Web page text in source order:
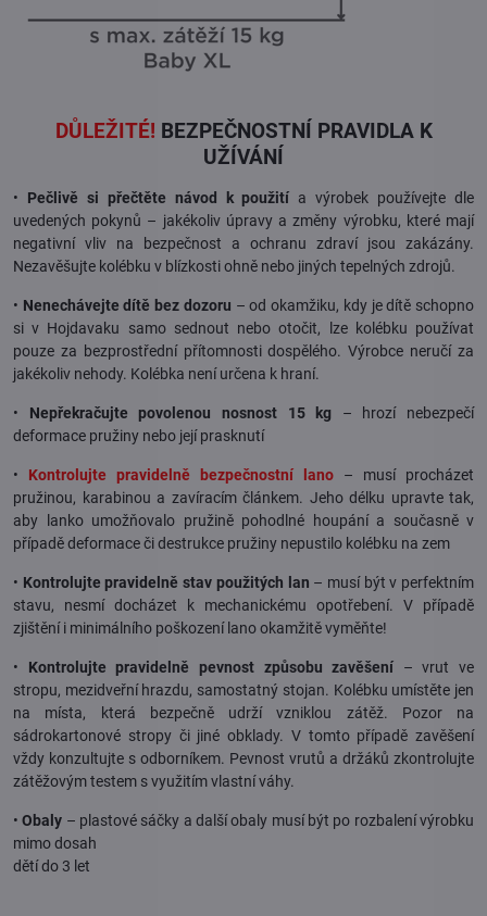
DŮLEŽITÉ! BEZPEČNOSTNÍ PRAVIDLA K
UŽÍVÁNÍ
• Pečlivě si přečtěte návod k použití a výrobek používejte dle
uvedených pokynů – jakékoliv úpravy a změny výrobku, které mají
negativní vliv na bezpečnost a ochranu zdraví jsou zakázány.
Nezavěšujte kolébku v blízkosti ohně nebo jiných tepelných zdrojů.
• Nenechávejte dítě bez dozoru – od okamžiku, kdy je dítě schopno
si v Hojdavaku samo sednout nebo otočit, lze kolébku používat
pouze za bezprostřední přítomnosti dospělého. Výrobce neručí za
jakékoliv nehody. Kolébka není určena k hraní.
• Nepřekračujte povolenou nosnost 15 kg – hrozí nebezpečí
deformace pružiny nebo její prasknutí
• Kontrolujte pravidelně bezpečnostní lano – musí procházet
pružinou, karabinou a zavíracím článkem. Jeho délku upravte tak,
aby lanko umožňovalo pružině pohodlné houpání a současně v
případě deformace či destrukce pružiny nepustilo kolébku na zem
• Kontrolujte pravidelně stav použitých lan – musí být v perfektním
stavu, nesmí docházet k mechanickému opotřebení. V případě
zjištění i minimálního poškození lano okamžitě vyměňte!
• Kontrolujte pravidelně pevnost způsobu zavěšení – vrut ve
stropu, mezidveřní hrazdu, samostatný stojan. Kolébku umístěte jen
na místa, která bezpečně udrží vzniklou zátěž. Pozor na
sádrokartonové stropy či jiné obklady. V tomto případě zavěšení
vždy konzultujte s odborníkem. Pevnost vrutů a držáků zkontrolujte
zátěžovým testem s využitím vlastní váhy.
•Obaly – plastové sáčky a další obaly musí být po rozbalení výrobku
mimo dosah
dětí do 3 let